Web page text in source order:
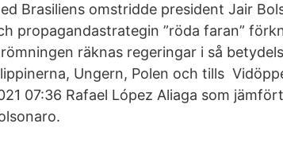
Brasiliens omstridde president Jair
propagandastrategin ”röda faran”
räknas regeringar i så
Ungern, Polen och tills
07:36 Rafael López Aliaga som